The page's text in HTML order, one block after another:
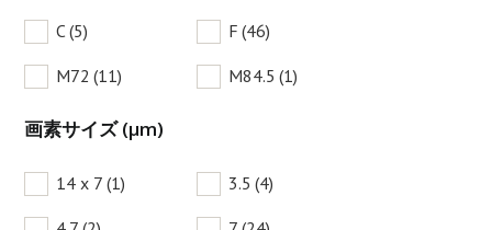
C (5) F (46)
M72 (11) M84.5 (1)
画素サイズ (µm)
14 x 7 (1) 3.5 (4)